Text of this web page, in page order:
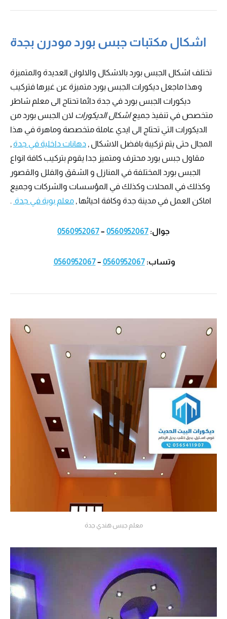
اشكال مكتبات جبس بورد مودرن بجدة
تختلف اشكال الجبس بورد بالاشكال والالوان العديدة والمتميزة
وهذا ماجعل ديكورات الجبس بورد متميزة عن غيرها فتركيب
ديكورات الجبس بورد في جدة دائما تحتاج الى معلم شاطر
متخصص في تنفيذ جميعاشكال الديكورات لان الجبس بورد من
الديكورات التي تحتاج الى ايدي عاملة متخصصة وماهرة في هذا
المجال حتى يتم تركيبة بافضل الاشكال , دهانات داخلية في جدة ,
مقاول جبس بورد محترف ومتميز جدا يقوم بتركيب كافة انواع
الجبس بورد المختلفة في المنازل و الشقق والفلل والقصور
وكذلك في المحلات وكذلك في المؤسسات والشركات وجميع
اماكن العمل في مدينة جدة وكافة احيائها , معلم بوية في جدة .
جوال: 0560952067
–
0560952067
وتساب:0560952067
–
0560952067
معلم جبس هندي جدة